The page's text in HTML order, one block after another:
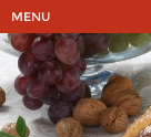
MENU